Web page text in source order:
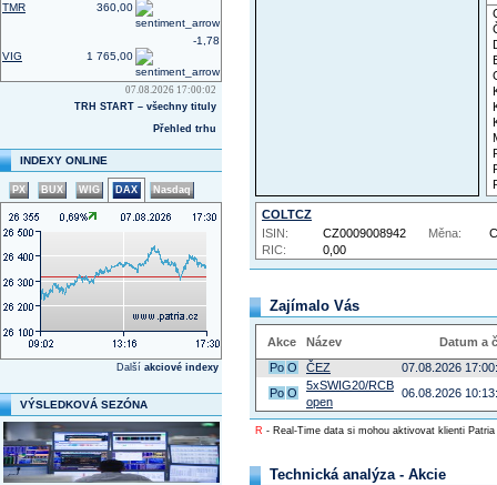
TMR 360,00
VIG 1 765,00
-1,78
07.08.2026 17:00:02
TRH START – všechny tituly
Přehled trhu
INDEXY ONLINE
PX BUX WIG DAX Nasdaq
Další akciové indexy
VÝSLEDKOVÁ SEZÓNA
COLTCZ
RIC: 0,00
ISIN: CZ0009008942 Měna:
Zajímalo Vás
Akce Název
Datum a
Po O ČEZ
07.08.2026
Po O
5xSWIG20/RCB
open
06.08.2026
R - Real-Time data si mohou aktivovat klienti
Technická analýza - Akcie